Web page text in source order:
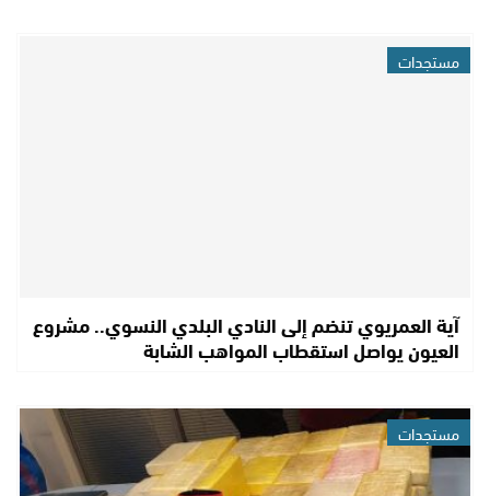
مستجدات
آية العمريوي تنضم إلى النادي البلدي النسوي.. مشروع
العيون يواصل استقطاب المواهب الشابة
مستجدات